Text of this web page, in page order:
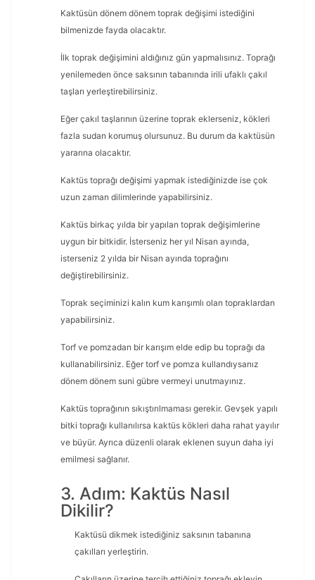
Kaktüsün dönem dönem toprak değişimi istediğini
bilmenizde fayda olacaktır.
İlk toprak değişimini aldığınız gün yapmalısınız. Toprağı
yenilemeden önce saksının tabanında irili ufaklı çakıl
taşları yerleştirebilirsiniz.
Eğer çakıl taşlarının üzerine toprak eklerseniz, kökleri
fazla sudan korumuş olursunuz. Bu durum da kaktüsün
yararına olacaktır.
Kaktüs toprağı değişimi yapmak istediğinizde ise çok
uzun zaman dilimlerinde yapabilirsiniz.
Kaktüs birkaç yılda bir yapılan toprak değişimlerine
uygun bir bitkidir. İsterseniz her yıl Nisan ayında,
isterseniz 2 yılda bir Nisan ayında toprağını
değiştirebilirsiniz.
Toprak seçiminizi kalın kum karışımlı olan topraklardan
yapabilirsiniz.
Torf ve pomzadan bir karışım elde edip bu toprağı da
kullanabilirsiniz. Eğer torf ve pomza kullandıysanız
dönem dönem suni gübre vermeyi unutmayınız.
Kaktüs toprağının sıkıştırılmaması gerekir. Gevşek yapılı
bitki toprağı kullanılırsa kaktüs kökleri daha rahat yayılır
ve büyür. Ayrıca düzenli olarak eklenen suyun daha iyi
emilmesi sağlanır.
3. Adım: Kaktüs Nasıl
Dikilir?
Kaktüsü dikmek istediğiniz saksının tabanına
çakılları yerleştirin.